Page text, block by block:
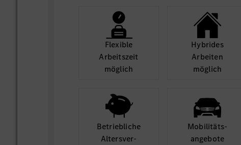
Flexible
Arbeits­zeit
möglich
Hybrides
Arbeiten
möglich
Betrieb­liche
Alters­ver­
Mobilitäts­
angebote